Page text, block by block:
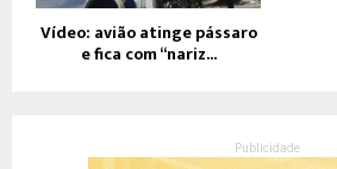
Vídeo: avião atinge pássaro
e fica com “nariz...
Publicidade